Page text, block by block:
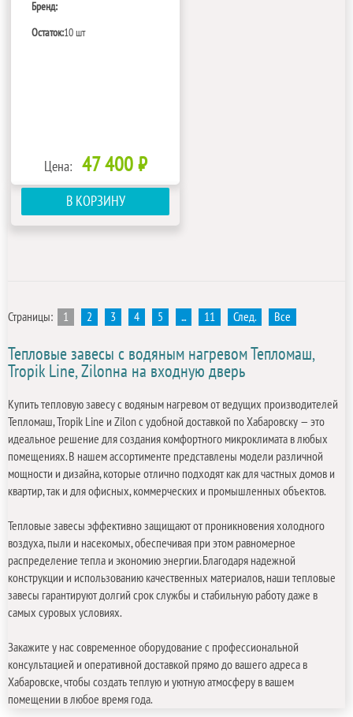
Бренд:
Остаток:10 шт
Цена: 47 400 ₽
В КОРЗИНУ
Страницы: 1 2 3 4 5 ... 11 След. Все
Тепловые завесы с водяным нагревом Тепломаш,
Tropik Line, Zilonна на входную дверь
Купить тепловую завесу с водяным нагревом от ведущих производителей
Тепломаш, Tropik Line и Zilon с удобной доставкой по Хабаровску — это
идеальное решение для создания комфортного микроклимата в любых
помещениях. В нашем ассортименте представлены модели различной
мощности и дизайна, которые отлично подходят как для частных домов и
квартир, так и для офисных, коммерческих и промышленных объектов.
Тепловые завесы эффективно защищают от проникновения холодного
воздуха, пыли и насекомых, обеспечивая при этом равномерное
распределение тепла и экономию энергии. Благодаря надежной
конструкции и использованию качественных материалов, наши тепловые
завесы гарантируют долгий срок службы и стабильную работу даже в
самых суровых условиях.
Закажите у нас современное оборудование с профессиональной
консультацией и оперативной доставкой прямо до вашего адреса в
Хабаровске, чтобы создать теплую и уютную атмосферу в вашем
помещении в любое время года.